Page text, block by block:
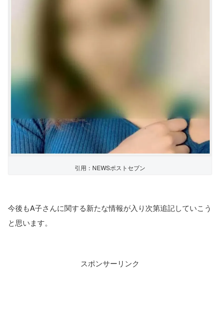
引用：NEWSポストセブン
今後もA子さんに関する新たな情報が入り次第追記していこう
と思います。
スポンサーリンク